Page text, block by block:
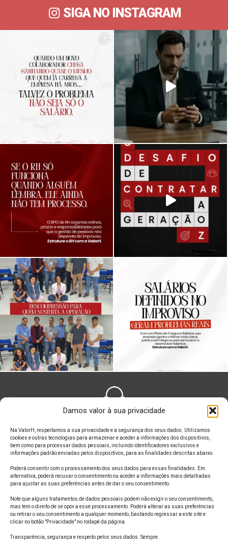
Damos valor à sua privacidade
Na ValorH, respeitamos a sua privacidade e a segurança dos seus dados. Utilizamos
cookies e outras tecnologias para armazenar e aceder a informações dos dispositivos,
bem como para processar dados pessoais, incluindo identificadores exclusivos e
informações padrão enviadas pelos dispositivos, para as finalidades descritas abaixo.
Poderá consentir com o processamento dos seus dados para essas finalidades. Em
alternativa, poderá recusar o consentimento ou aceder a informações mais detalhadas
para ajustar as suas preferências antes de dar o seu consentimento.
Note que alguns tratamentos de dados pessoais podem não exigir o seu consentimento,
mas tem o direito de se opor a esse processamento. Poderá alterar as suas preferências
ou retirar o seu consentimento a qualquer momento, bastando regressar a este site e
clicar no botão "Privacidade" no rodapé da página.
Transparência, segurança e respeito pelos seus dados. Sempre.
SIGA NO INSTAGRAM
ONDE ESTAMOS
SIGA A GENTE